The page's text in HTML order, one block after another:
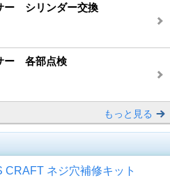
ー シリンダー交換
ー 各部点検
もっと見る
CRAFT ネジ穴補修キット